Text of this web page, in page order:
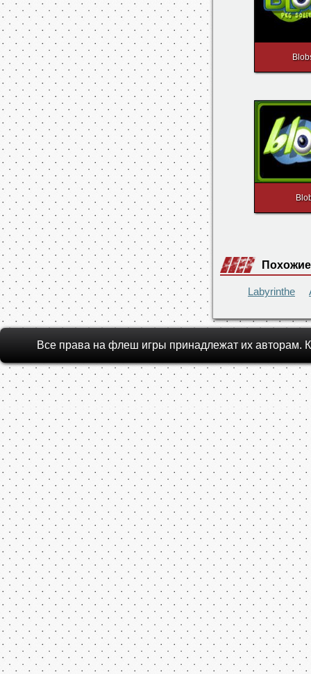
Все права на флеш игры принадлежат их